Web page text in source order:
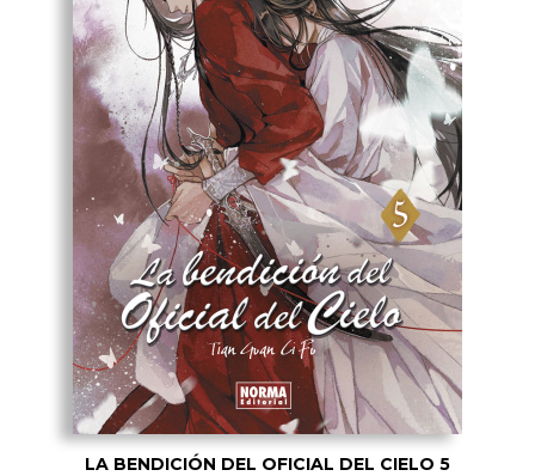
LA BENDICIÓN DEL OFICIAL DEL CIELO 5